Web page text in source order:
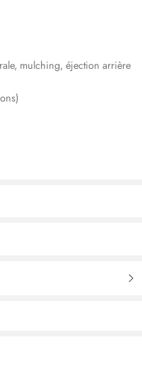
mulching, éjection arrière